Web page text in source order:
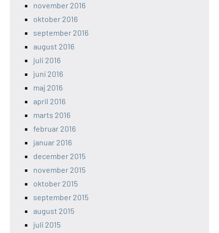
november 2016
oktober 2016
september 2016
august 2016
juli 2016
juni 2016
maj 2016
april 2016
marts 2016
februar 2016
januar 2016
december 2015
november 2015
oktober 2015
september 2015
august 2015
juli 2015